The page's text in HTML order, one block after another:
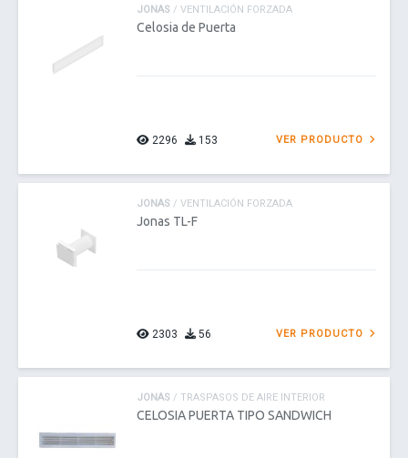
JONAS / VENTILACIÓN FORZADA
Celosia de Puerta
2296 153 VER PRODUCTO
JONAS / VENTILACIÓN FORZADA
Jonas TL-F
2303 56 VER PRODUCTO
JONAS / TRASPASOS DE AIRE INTERIOR
CELOSIA PUERTA TIPO SANDWICH